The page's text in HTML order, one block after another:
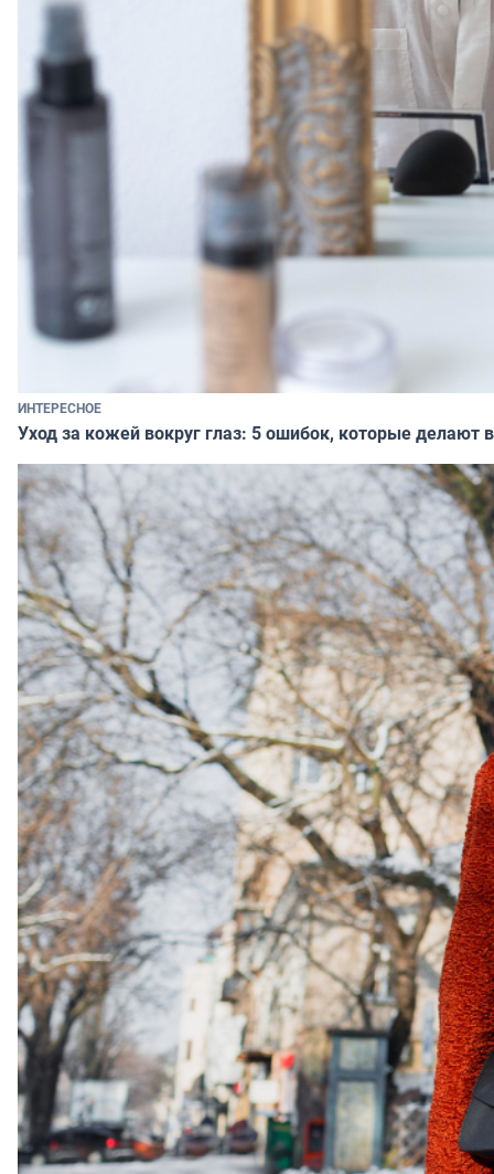
ИНТЕРЕСНОЕ
Уход за кожей вокруг глаз: 5 ошибок, которые делают